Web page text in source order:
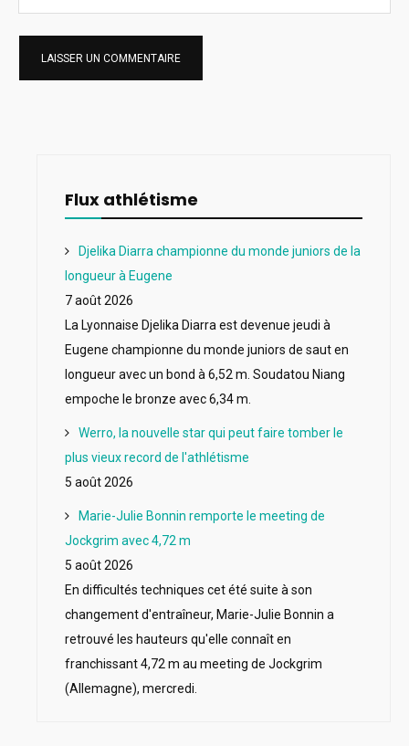
Flux athlétisme
Djelika Diarra championne du monde juniors de la
longueur à Eugene
7 août 2026
La Lyonnaise Djelika Diarra est devenue jeudi à
Eugene championne du monde juniors de saut en
longueur avec un bond à 6,52 m. Soudatou Niang
empoche le bronze avec 6,34 m.
Werro, la nouvelle star qui peut faire tomber le
plus vieux record de l'athlétisme
5 août 2026
Marie-Julie Bonnin remporte le meeting de
Jockgrim avec 4,72 m
5 août 2026
En difficultés techniques cet été suite à son
changement d'entraîneur, Marie-Julie Bonnin a
retrouvé les hauteurs qu'elle connaît en
franchissant 4,72 m au meeting de Jockgrim
(Allemagne), mercredi.